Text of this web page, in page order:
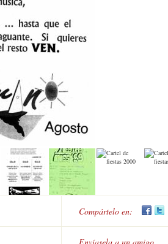
Compártelo en: